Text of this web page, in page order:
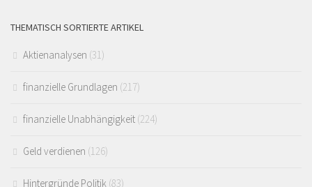
THEMATISCH SORTIERTE ARTIKEL
Aktienanalysen (31)
finanzielle Grundlagen (217)
finanzielle Unabhängigkeit (224)
Geld verdienen (126)
Hintergründe Politik (83)